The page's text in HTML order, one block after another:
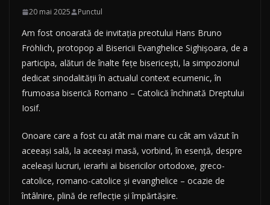
20 mai 2025 Punctul
Am fost onoarată de invitația preotului Hans Bruno
Fröhlich, protopop al Bisericii Evanghelice Sighișoara, de a
participa, alături de înalte fețe bisericești, la simpozionul
dedicat sinodalității în actualul context ecumenic, în
frumoasa biserică Romano – Catolică închinată Dreptului
Iosif.
Onoare care a fost cu atât mai mare cu cât am văzut în
aceeași sală, la aceeași masă, vorbind, în esență, despre
aceleași lucruri, ierarhi ai bisericilor ortodoxe, greco-
catolice, romano-catolice și evanghelice – ocazie de
întâlnire, plină de reflecție și împărtășire.